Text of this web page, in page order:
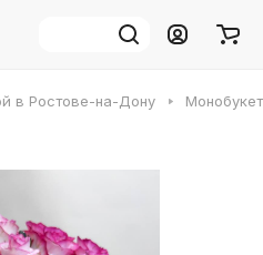
в Ростове-на-Дону Монобукет